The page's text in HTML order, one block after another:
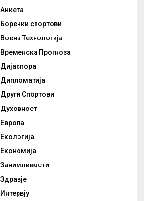
Анкета
Боречки спортови
Воена Технологија
Временска Прогноза
Дијаспора
Дипломатија
Други Спортови
Духовност
Европа
Екологија
Економија
Занимливости
Здравје
Интервју